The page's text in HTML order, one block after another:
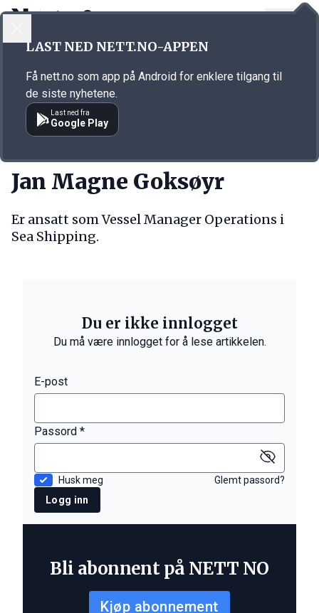
Annonsørinnhold
Jan Magne Goksøyr
Er ansatt som Vessel Manager Operations i
Sea Shipping.
Du er ikke innlogget
Du må være innlogget for å lese artikkelen.
E-post
Passord *
Husk meg
Glemt passord?
Logg inn
Bli abonnent på NETT NO
Kjøp abonnement
LAST NED NETT.NO-APPEN
Få nett.no som app på Android for enklere tilgang til
de siste nyhetene.
Last ned fra
Google Play